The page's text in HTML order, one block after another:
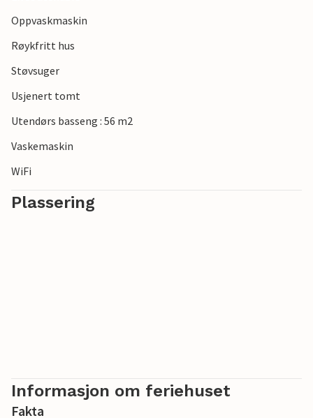
Oppvaskmaskin
Røykfritt hus
Støvsuger
Usjenert tomt
Utendørs basseng : 56 m2
Vaskemaskin
WiFi
Plassering
Informasjon om feriehuset
Fakta